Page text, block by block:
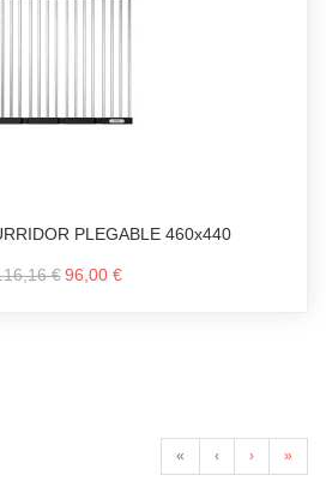
PLEGABLE 460x440
€ 96,00 €
« ‹ › »